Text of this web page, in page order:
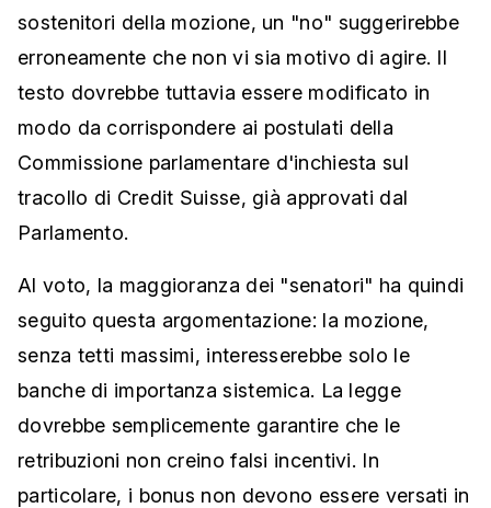
sostenitori della mozione, un "no" suggerirebbe
erroneamente che non vi sia motivo di agire. Il
testo dovrebbe tuttavia essere modificato in
modo da corrispondere ai postulati della
Commissione parlamentare d'inchiesta sul
tracollo di Credit Suisse, già approvati dal
Parlamento.
Al voto, la maggioranza dei "senatori" ha quindi
seguito questa argomentazione: la mozione,
senza tetti massimi, interesserebbe solo le
banche di importanza sistemica. La legge
dovrebbe semplicemente garantire che le
retribuzioni non creino falsi incentivi. In
particolare, i bonus non devono essere versati in